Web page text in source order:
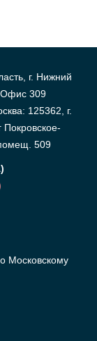
г. Нижний
Офис 309
125362, г.
Покровское-
509
Московскому